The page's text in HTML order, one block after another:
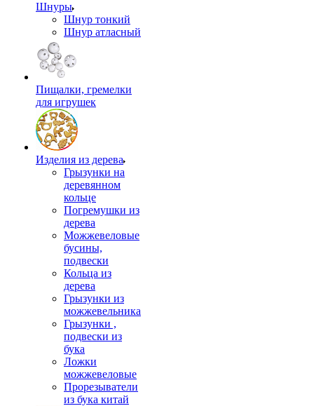
Шнуры
Шнур тонкий
Шнур атласный
Пищалки, гремелки
для игрушек
Изделия из дерева
Грызунки на
деревянном
кольце
Погремушки из
дерева
Можжевеловые
бусины,
подвески
Кольца из
дерева
Грызунки из
можжевельника
Грызунки ,
подвески из
бука
Ложки
можжевеловые
Прорезыватели
из бука китай